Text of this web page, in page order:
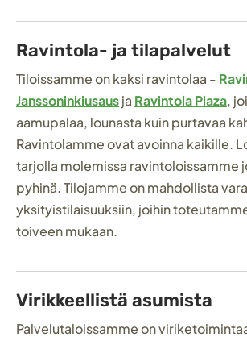
Ravintola- ja tilapalvelut
Tiloissamme on kaksi ravintolaa -
Janssoninkiusausja Ravintola Plaza,
aamupalaa, lounasta kuin purtavaa
Ravintolamme ovat avoinna kaikille.
tarjolla molemissa ravintoloissamme
pyhinä. Tilojamme on mahdollista
yksityistilaisuuksiin, joihin
toiveen mukaan.
Virikkeellistä asumista
Palvelutaloissamme on